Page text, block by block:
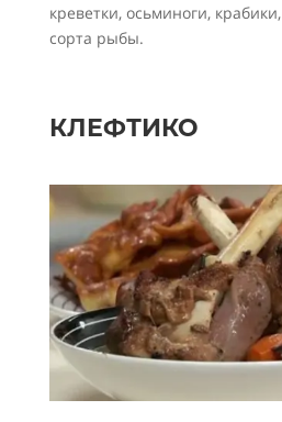
креветки, осьминоги,
сорта рыбы.
КЛЕФТИКО